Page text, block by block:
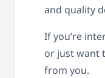
and quality
If you’re
or just want
from you.